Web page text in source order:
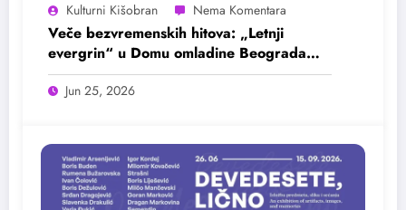
Kulturni Kišobran
Veče bezvremenskih hitova: „Letnji
evergrin“ u Domu omladine Beograda
25. juna
Jun 25, 2026